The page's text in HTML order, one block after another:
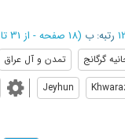
رتبه: ب (‎18 صفحه - از 31 تا 48
گرگانج تمدن و آل عراق
Jeyhun